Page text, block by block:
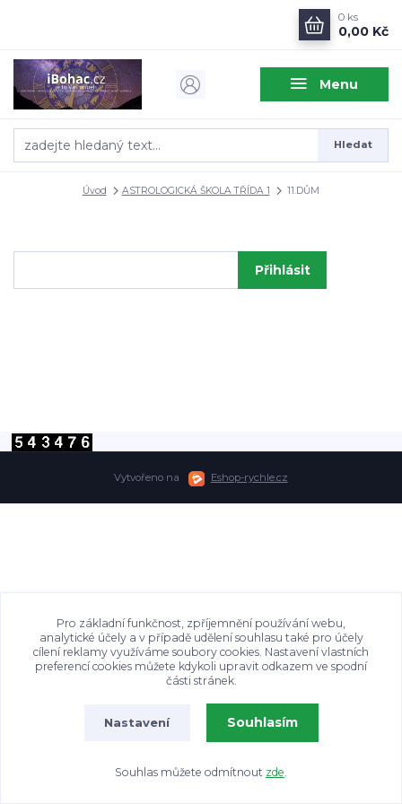
Menu
Hledat
0 ks
0,00 Kč
Úvod ASTROLOGICKÁ ŠKOLA TŘÍDA 1 11.DŮM
Vytvořeno na Eshop-rychle.cz
Pro základní funkčnost, zpříjemnění používání webu,
analytické účely a v případě udělení souhlasu také pro účely
cílení reklamy využíváme soubory cookies. Nastavení vlastních
preferencí cookies můžete kdykoli upravit odkazem ve spodní
části stránek.
Nastavení Souhlasím
Souhlas můžete odmítnout zde